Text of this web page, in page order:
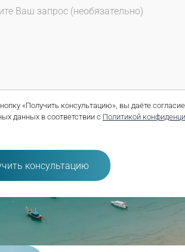
«Получить консультацию», вы даёте
данных в соответствии с Политикой